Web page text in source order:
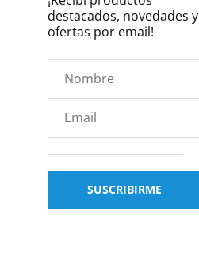
destacados, novedades y
ofertas por email!